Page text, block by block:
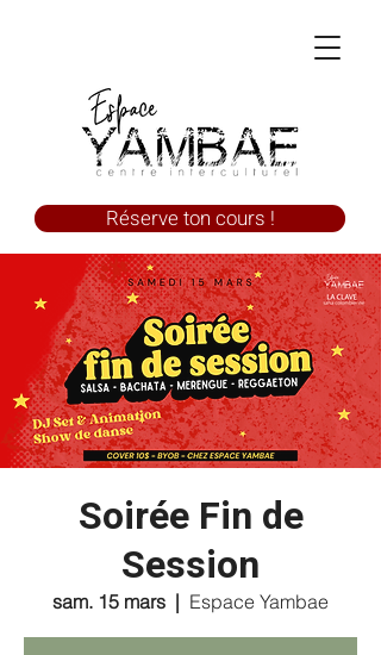
Réserve ton cours !
Soirée Fin de
Session
sam. 15 mars
  |
Espace Yambae